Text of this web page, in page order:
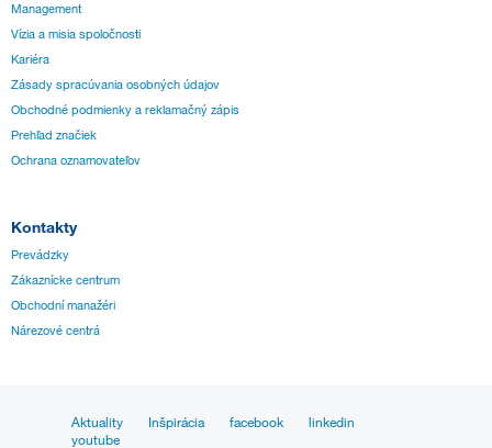
Management
Vízia a misia spoločnosti
Kariéra
Zásady spracúvania osobných údajov
Obchodné podmienky a reklamačný zápis
Prehľad značiek
Ochrana oznamovateľov
Kontakty
Prevádzky
Zákaznícke centrum
Obchodní manažéri
Nárezové centrá
Aktuality Inšpirácia facebook
linkedin
youtube